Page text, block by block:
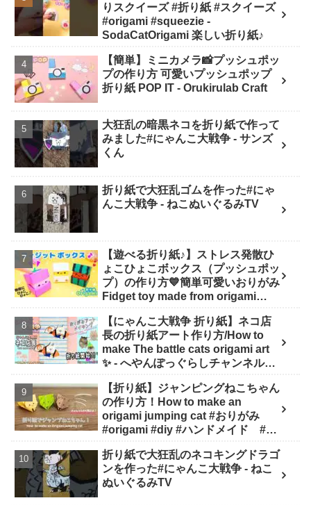
りスクイーズ #折り紙 #スクイーズ
#origami #squeezie -
SodaCatOrigami 楽しい折り紙♪
【簡単】ミニカメラ📸プッシュポッ
プの作り方 可愛いプッシュポップ
折り紙 POP IT - Orukirulab Craft
大狂乱の暗黒ネコを折り紙で作って
みました#にゃんこ大戦争 - サンズ
くん
折り紙で大狂乱ゴムを作った#にゃ
んこ大戦争 - ねこぬいぐるみTV
【遊べる折り紙♪】ストレス発散ひ
ょこひょこボックス（プッシュポッ
プ）の作り方💙簡単可愛いおりがみ
Fidget toy made from origami
SodaCatOrigami 楽しい折り紙♪
【にゃんこ大戦争 折り紙】ネコ店
長の折り紙アート作り方/How to
make The battle cats origami art
✨️ - へやんぽっぐらしチャンネル
character origami)】
【折り紙】ジャンピングねこちゃん
の作り方！How to make an
origami jumping cat #おりがみ
#origami #diy #ハンドメイド #工
折り紙で大狂乱のネコキングドラゴ
ンを作った#にゃんこ大戦争 - ねこ
ぬいぐるみTV